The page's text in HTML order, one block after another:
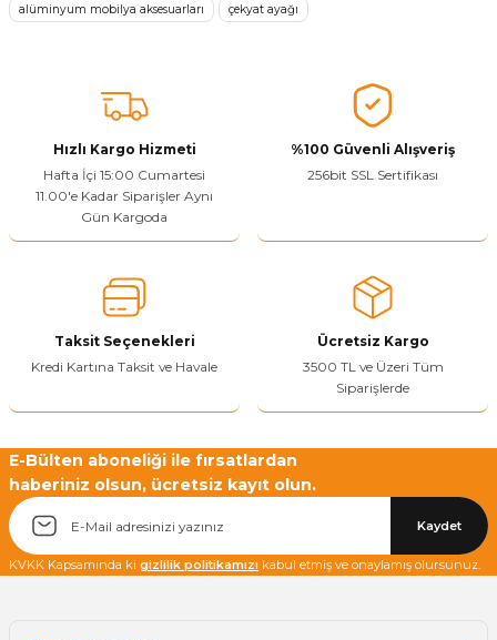
Ürün açıklamasında eksik bilgiler bulunuyor.
Bu ürüne benzer farklı alternatifler olmalı.
alüminyum mobilya aksesuarları çekyat ayağı
Hızlı Kargo Hizmeti
Hafta İçi 15:00 Cumartesi
11.00'e Kadar Siparişler Aynı
Gün Kargoda
%100 Güvenli Alışveriş
256bit SSL Sertifikası
Taksit Seçenekleri
Kredi Kartına Taksit ve Havale
Ücretsiz Kargo
3500 TL ve Üzeri Tüm
Siparişlerde
E-Bülten aboneliği ile fırsatlardan
haberiniz olsun, ücretsiz kayıt olun.
Kaydet
KVKK Kapsamında ki gizlilik politikamızı kabul etmiş ve onaylamış olursunuz.